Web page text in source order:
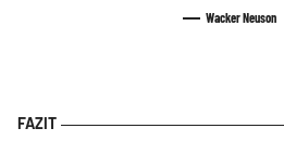
Wacker Neuson